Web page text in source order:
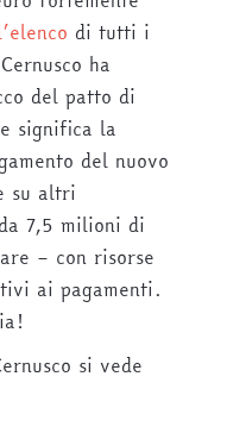
di tutti i
ha
del patto di
significa la
del nuovo
su altri
7,5 milioni di
– con risorse
ai pagamenti.
si vede